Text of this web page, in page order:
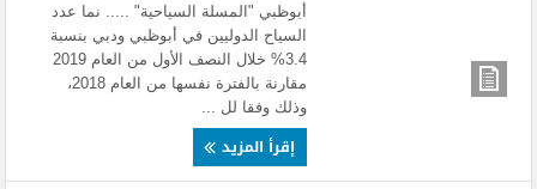
أبوظبي "المسلة السياحية" ..... نما عدد
السياح الدوليين في أبوظبي ودبي بنسبة
3.4% خلال النصف الأول من العام 2019
مقارنة بالفترة نفسها من العام 2018،
وذلك وفقا لل ...
إقرأ المزيد